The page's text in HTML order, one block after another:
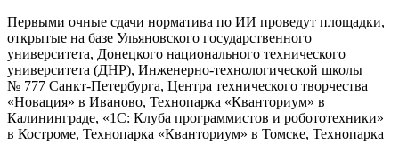
Первыми очные сдачи норматива по ИИ проведут площадки,
открытые на базе Ульяновского государственного
университета, Донецкого национального технического
университета (ДНР), Инженерно-технологической школы
№ 777 Санкт-Петербурга, Центра технического творчества
«Новация» в Иваново, Технопарка «Кванториум» в
Калининграде, «1С: Клуба программистов и робототехники»
в Костроме, Технопарка «Кванториум» в Томске, Технопарка